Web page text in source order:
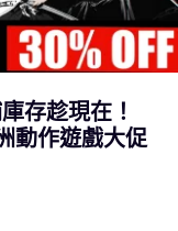
存趁現在！
動作遊戲大促